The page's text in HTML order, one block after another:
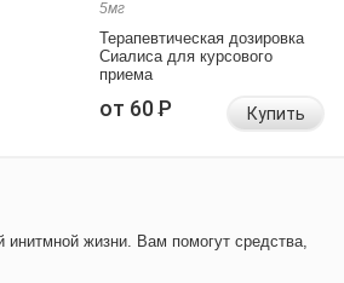
5мг
Терапевтическая дозировка
Сиалиса для курсового
приема
от 60Р Купить
жизни. Вам помогут средства,